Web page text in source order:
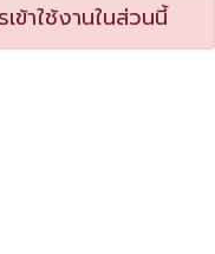
ข้าใช้งานในส่วนนี้